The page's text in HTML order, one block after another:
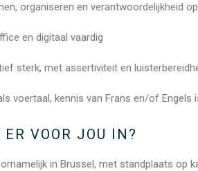
organiseren en verantwoordelijkheid
en digitaal vaardig
sterk, met assertiviteit en
voertaal, kennis van Frans en/of
VOOR JOU IN?
in Brussel, met standplaats op